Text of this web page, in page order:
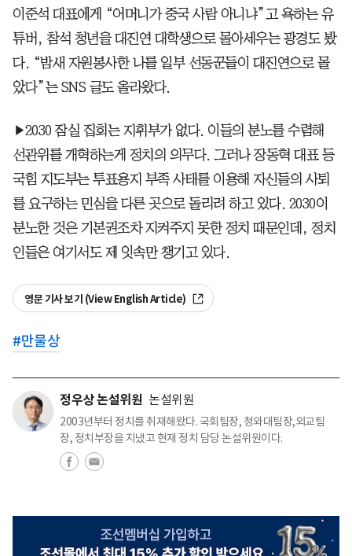
이준석 대표에게 “어머니가 중국 사람 아니냐”고 욕하는 유
튜버, 참석 청년을 대진연 대학생으로 몰아세우는 광경도 봤
다. “밤새 자원봉사한 나를 일부 선동꾼들이 대진연으로 몰
았다”는 SNS 글도 올라왔다.
▶2030 잠실 집회는 지휘부가 없다. 이들의 분노를 수렴해
선관위를 개혁하는게 정치의 의무다. 그러나 장동혁 대표 등
국힘 지도부는 투표용지 부족 사태를 이용해 자신들의 사퇴
를 요구하는 민심을 다른 곳으로 돌리려 하고 있다. 2030이
분노한 것은 기본권조차 지켜주지 못한 정치 때문인데, 정치
인들은 여기서도 제 잇속만 챙기고 있다.
영문 기사 보기 (View English Article)
#만물상
정우상 논설위원 논설위원
2003년부터 정치를 취재해왔다. 국회팀장, 청와대팀장,외교팀
장, 정치부장을 지냈고 현재 정치 담당 논설위원이다.